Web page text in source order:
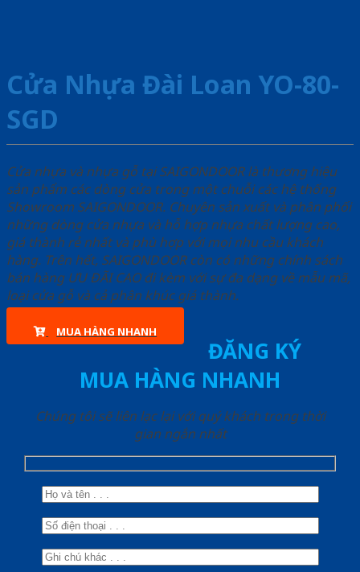
Cửa Nhựa Đài Loan YO-80-
SGD
Cửa nhựa và nhựa gỗ tại SAIGONDOOR là thương hiệu
sản phẩm các dòng cửa trong một chuỗi các hệ thống
Showroom SAIGONDOOR. Chuyên sản xuất và phân phối
những dòng cửa nhựa và hỗ hợp nhựa chất lượng cao,
giá thành rẻ nhất và phù hợp với mọi nhu cầu khách
hàng. Trên hết, SAIGONDOOR còn có những chính sách
bán hàng ƯU ĐÃI CAO đi kèm với sự đa dạng về mẫu mã,
loại cửa gỗ và cả phân khúc giá thành.
MUA HÀNG NHANH
ĐĂNG KÝ
MUA HÀNG NHANH
Chúng tôi sẽ liên lạc lại với quý khách trong thời
gian ngắn nhất